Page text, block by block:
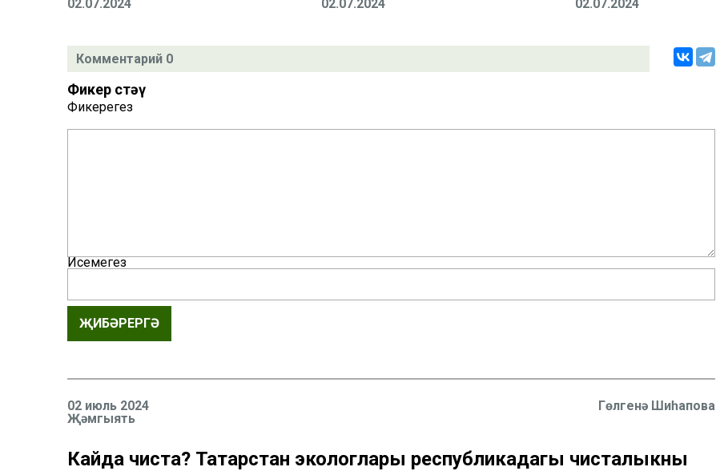
02.07.2024 02.07.2024 02.07.2024
Комментарий 0
Фикер өстәү
Фикерегез
Исемегез
ҖИБӘРЕРГӘ
02 июль 2024
Җәмгыять
Гөлгенә Шиһапова
Кайда чиста? Татарстан экологлары республикадагы чисталыкны